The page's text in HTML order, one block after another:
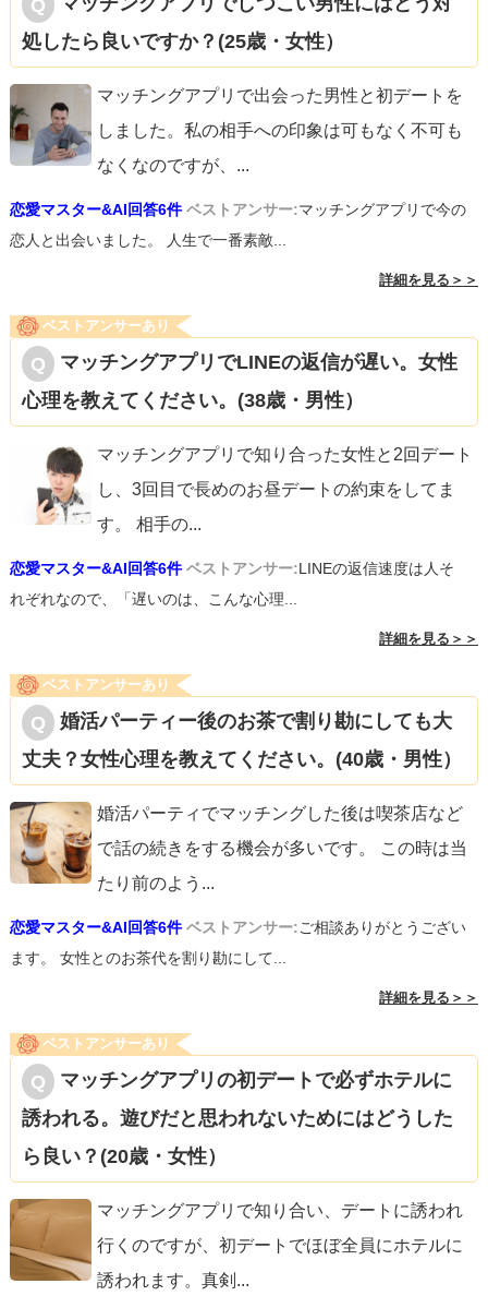
処したら良いですか？(25歳・女性）
マッチングアプリで出会った男性と初デートを
しました。私の相手への印象は可もなく不可も
なくなのですが、 ...
恋愛マスター&AI回答6件 ベストアンサー:マッチングアプリで今の
恋人と出会いました。 人生で一番素敵...
詳細を見る＞＞
ベストアンサーあり
マッチングアプリでLINEの返信が遅い。女性
心理を教えてください。(38歳・男性）
マッチングアプリで知り合った女性と2回デート
し、3回目で長めのお昼デートの約束をしてま
す。 相手の...
恋愛マスター&AI回答6件 ベストアンサー:LINEの返信速度は人そ
れぞれなので、「遅いのは、こんな心理...
詳細を見る＞＞
ベストアンサーあり
婚活パーティー後のお茶で割り勘にしても大
丈夫？女性心理を教えてください。(40歳・男性）
婚活パーティでマッチングした後は喫茶店など
で話の続きをする機会が多いです。 この時は当
たり前のよう ...
恋愛マスター&AI回答6件 ベストアンサー:ご相談ありがとうござい
ます。 女性とのお茶代を割り勘にして...
詳細を見る＞＞
ベストアンサーあり
マッチングアプリの初デートで必ずホテルに
誘われる。遊びだと思われないためにはどうした
ら良い？(20歳・女性）
マッチングアプリで知り合い、デートに誘われ
行くのですが、初デートでほぼ全員にホテルに
誘われます。真剣 ...